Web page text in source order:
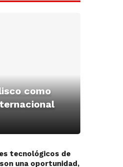
como
tecnológicos de
una oportunidad,